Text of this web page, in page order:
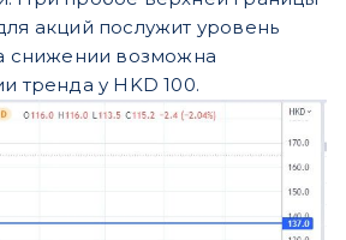
акций послужит уровень
снижении возможна
тренда у HKD 100.